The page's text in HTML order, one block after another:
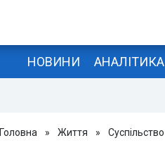
НОВИНИ АНАЛІТИКА
Головна » Життя » Суспільство